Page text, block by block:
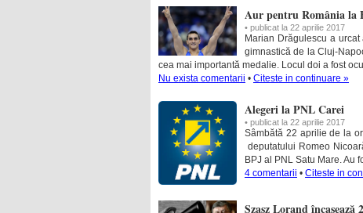
Aur pentru România la
• publicat la 22 aprilie 2017
Marian Drăgulescu a
gimnastică de la Cluj-
cea mai importantă medalie. Locul doi a fost
Nu exista comentarii • Citeste in continuare »
Alegeri la PNL Carei
• publicat la 22 aprilie 2017
Sâmbătă 22 aprilie de la
deputatului Romeo
BPJ al PNL Satu Mare. Au
4 comentarii • Citeste in
Szasz Lorand